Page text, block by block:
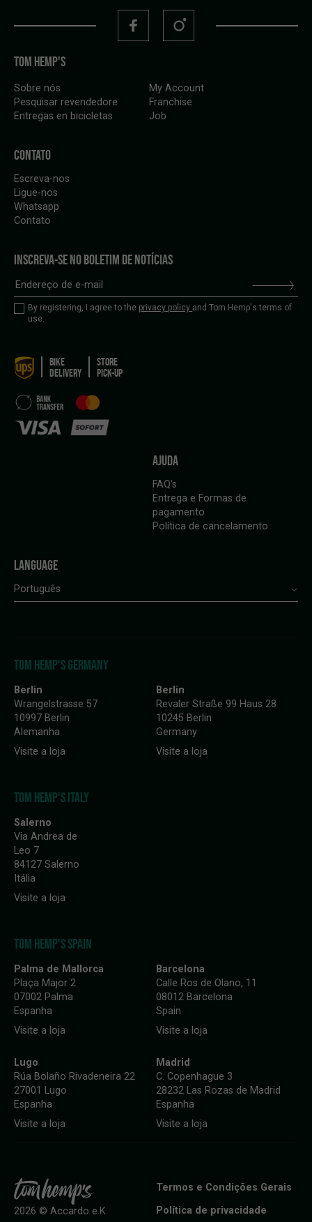
TOM HEMP'S
Sobre nós
Pesquisar revendedore
Entregas en bicicletas
My Account
Franchise
Job
CONTATO
Escreva-nos
Ligue-nos
Whatsapp
Contato
INSCREVA-SE NO BOLETIM DE NOTÍCIAS
By registering, I agree to the privacy policy and Tom Hemp's terms of
use.
BIKE
DELIVERY
STORE
PICK-UP
AJUDA
FAQ’s
Entrega e Formas de
pagamento
Política de cancelamento
LANGUAGE
Português
TOM HEMP'S GERMANY
Berlin
Wrangelstrasse 57
10997 Berlin
Alemanha
Visite a loja
Berlin
Revaler Straße 99 Haus 28
10245 Berlin
Germany
Visite a loja
TOM HEMP'S ITALY
Salerno
Via Andrea de
Leo 7
84127 Salerno
Itália
Visite a loja
TOM HEMP'S SPAIN
Palma de Mallorca
Plaça Major 2
07002 Palma
Espanha
Visite a loja
Barcelona
Calle Ros de Olano, 11
08012 Barcelona
Spain
Visite a loja
Lugo
Rúa Bolaño Rivadeneira 22
27001 Lugo
Espanha
Visite a loja
Madrid
C. Copenhague 3
28232 Las Rozas de Madrid
Espanha
Visite a loja
Termos e Condições Gerais
Política de privacidade
2026 © Accardo e.K.